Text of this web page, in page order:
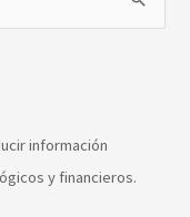
información
y financieros.